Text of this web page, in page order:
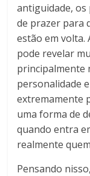
antiguidade,
de prazer para
estão em volta.
pode revelar
principalmente
personalidade
extremamente
uma forma de
quando entra
realmente
Pensando